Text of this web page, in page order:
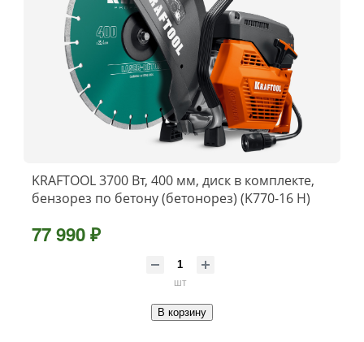
KRAFTOOL 3700 Вт, 400 мм, диск в комплекте,
бензорез по бетону (бетонорез) (K770-16 H)
77 990 ₽
шт
В корзину